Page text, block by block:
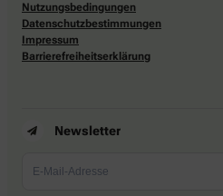
Nutzungsbedingungen
Datenschutzbestimmungen
Impressum
Barrierefreiheitserklärung
Newsletter